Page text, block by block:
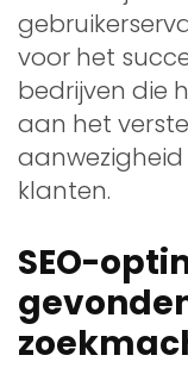
voor het
bedrijven die
aan het
klanten.
SEO-